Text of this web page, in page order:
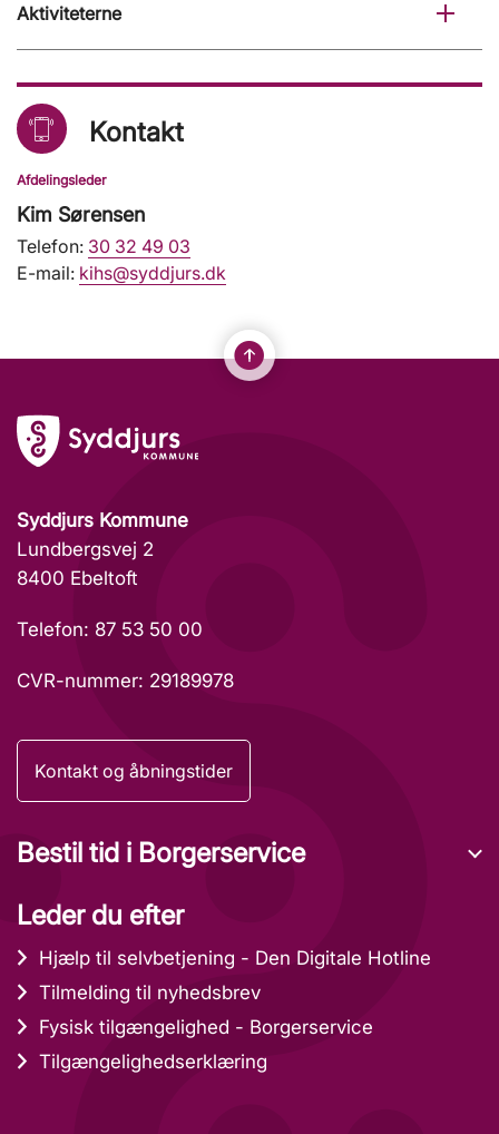
Aktiviteterne
Kontakt
Afdelingsleder
Kim Sørensen
Telefon: 30 32 49 03
E-mail: kihs@syddjurs.dk
Syddjurs Kommune
Lundbergsvej 2
8400 Ebeltoft
Telefon: 87 53 50 00
CVR-nummer: 29189978
Kontakt og åbningstider
Bestil tid i Borgerservice
Leder du efter
Hjælp til selvbetjening - Den Digitale Hotline
Tilmelding til nyhedsbrev
Fysisk tilgængelighed - Borgerservice
Tilgængelighedserklæring